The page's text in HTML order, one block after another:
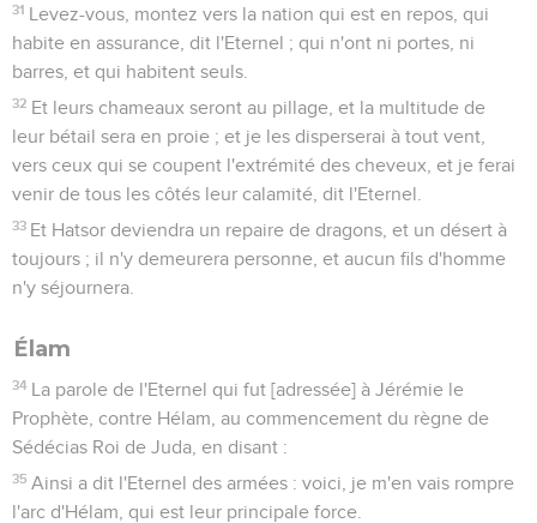
31 Levez-vous, montez vers la nation qui est en repos, qui
habite en assurance, dit l'Eternel ; qui n'ont ni portes, ni
barres, et qui habitent seuls.
32 Et leurs chameaux seront au pillage, et la multitude de
leur bétail sera en proie ; et je les disperserai à tout vent,
vers ceux qui se coupent l'extrémité des cheveux, et je ferai
venir de tous les côtés leur calamité, dit l'Eternel.
33 Et Hatsor deviendra un repaire de dragons, et un désert à
toujours ; il n'y demeurera personne, et aucun fils d'homme
n'y séjournera.
Élam
34 La parole de l'Eternel qui fut [adressée] à Jérémie le
Prophète, contre Hélam, au commencement du règne de
Sédécias Roi de Juda, en disant :
35 Ainsi a dit l'Eternel des armées : voici, je m'en vais rompre
l'arc d'Hélam, qui est leur principale force.